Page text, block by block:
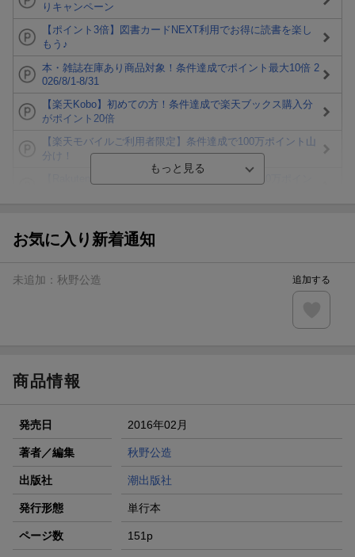
りキャンペーン
【ポイント3倍】図書カードNEXT利用でお得に読書を楽し
もう♪
本・雑誌在庫あり商品対象！条件達成でポイント最大10倍 2
026/8/1-8/31
【楽天Kobo】初めての方！条件達成で楽天ブックス購入分
がポイント20倍
【楽天モバイルご利用者限定】条件達成で100万ポイント山
分け！
が当たる！
楽天モバイル紹介キャンペーンの拡散で300円OFFクーポン
条件達成で楽天限定・宝塚歌劇 宙組貸切公演ペアチケット
お気に入り新着通知
未追加： 秋野公造 追加する
商品情報
発売日 2016年02月
著者／編集 秋野公造
出版社 潮出版社
発行形態 単行本
ページ数 151p